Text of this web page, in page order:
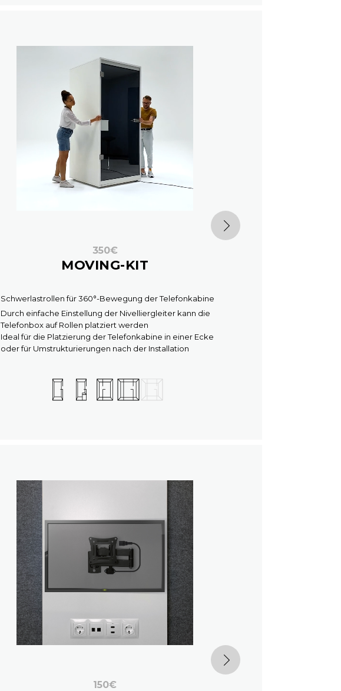
350€
MOVING-KIT
Schwerlastrollen für 360°-Bewegung der Telefonkabine
Durch einfache Einstellung der Nivelliergleiter kann die
Telefonbox auf Rollen platziert werden
Ideal für die Platzierung der Telefonkabine in einer Ecke
oder für Umstrukturierungen nach der Installation
150€